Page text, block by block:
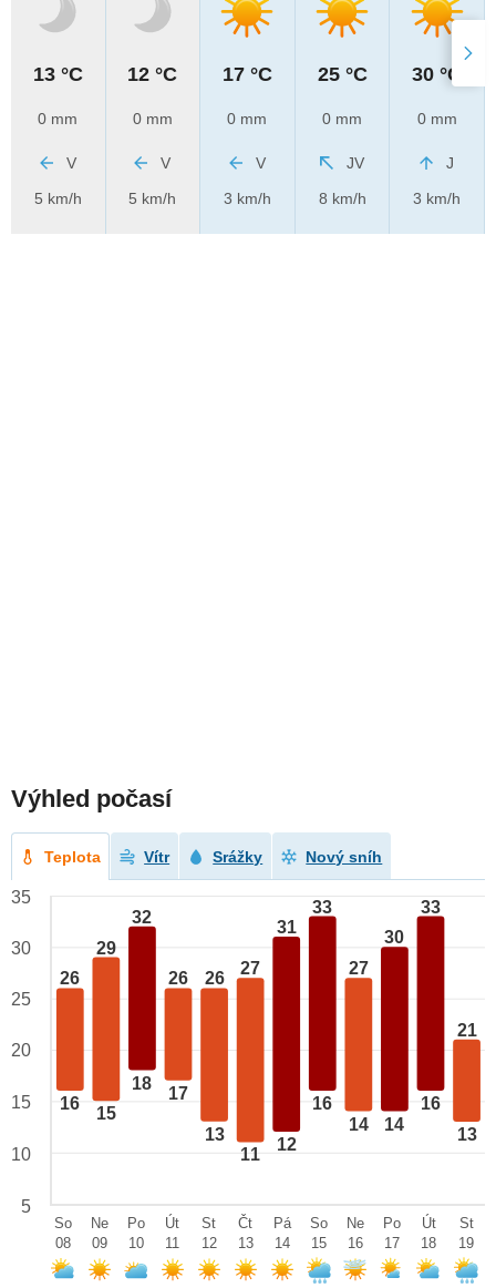
13 °C
0 mm
V
5 km/h
12 °C
0 mm
V
5 km/h
17 °C
0 mm
V
3 km/h
25 °C
0 mm
JV
8 km/h
30 °C
0 mm
J
3 km/h
Výhled počasí
Teplota Vítr Srážky Nový sníh
26
16
29
15
32
18
26
17
26
13
27
11
31
12
33
16
27
14
30
14
33
16
21
13
35
30
25
20
15
10
5
So
08
Ne
09
Po
10
Út
11
St
12
Čt
13
Pá
14
So
15
Ne
16
Po
17
Út
18
St
19